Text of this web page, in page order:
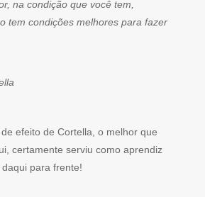
na condição que você tem,
tem condições melhores para fazer
efeito de Cortella, o melhor que
certamente serviu como aprendiz
para frente!